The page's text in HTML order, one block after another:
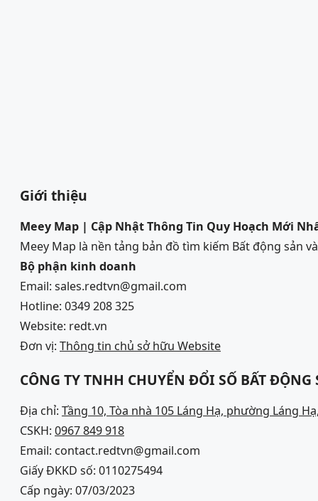
Giới thiệu
Meey Map | Cập Nhật Thông Tin Quy Hoạch Mới
Meey Map là nền tảng bản đồ tìm kiếm Bất động sản
Bộ phận kinh doanh
Email: sales.redtvn@gmail.com
Hotline: 0349 208 325
Website: redt.vn
Đơn vị: Thông tin chủ sở hữu Website
CÔNG TY TNHH CHUYỂN ĐỔI SỐ BẤT ĐỘNG
Địa chỉ: Tầng 10, Tòa nhà 105 Láng Hạ, phường Láng
CSKH: 0967 849 918
Email: contact.redtvn@gmail.com
Giấy ĐKKD số: 0110275494
Cấp ngày: 07/03/2023